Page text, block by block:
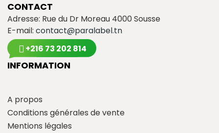
CONTACT
Adresse: Rue du Dr Moreau 4000 Sousse
E-mail: contact@paralabel.tn
+216 73 202 814
INFORMATION
A propos
Conditions générales de vente
Mentions légales